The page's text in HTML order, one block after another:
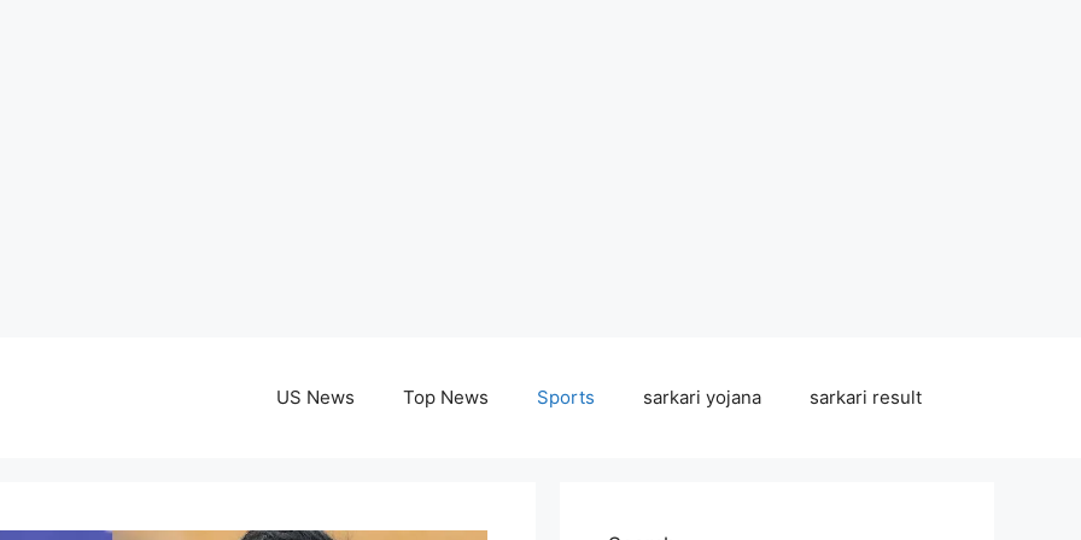
US News Top News Sports sarkari yojana sarkari result